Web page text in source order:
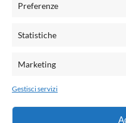
Preferenze
Statistiche
Marketing
Gestisci servizi
email:
Grafica e